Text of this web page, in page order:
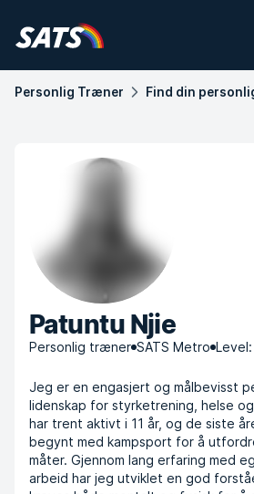
Personlig Træner Find din
Patuntu Njie
Personlig træner SATS Metro Level:
Jeg er en engasjert og målbevisst
lidenskap for styrketrening, helse
har trent aktivt i 11 år, og de siste
begynt med kampsport for å
måter. Gjennom lang erfaring med
arbeid har jeg utviklet en god